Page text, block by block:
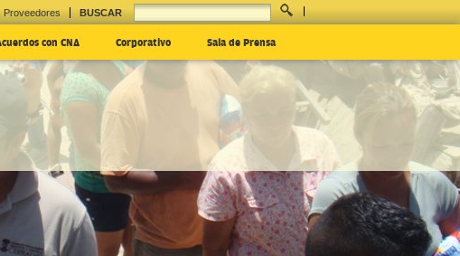
Proveedores BUSCAR
con CNA Corporativo Sala de Prensa